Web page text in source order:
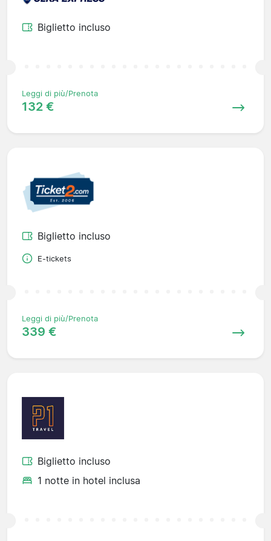
Biglietto incluso
Leggi di più/Prenota
132 €
Biglietto incluso
E-tickets
Leggi di più/Prenota
339 €
Biglietto incluso
1 notte in hotel inclusa